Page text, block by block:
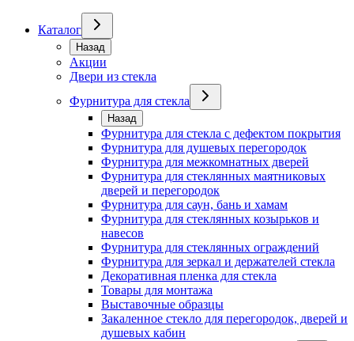
Каталог
Назад
Акции
Двери из стекла
Фурнитура для стекла
Назад
Фурнитура для стекла с дефектом покрытия
Фурнитура для душевых перегородок
Фурнитура для межкомнатных дверей
Фурнитура для стеклянных маятниковых
дверей и перегородок
Фурнитура для саун, бань и хамам
Фурнитура для стеклянных козырьков и
навесов
Фурнитура для стеклянных ограждений
Фурнитура для зеркал и держателей стекла
Декоративная пленка для стекла
Товары для монтажа
Выставочные образцы
Закаленное стекло для перегородок, дверей и
душевых кабин